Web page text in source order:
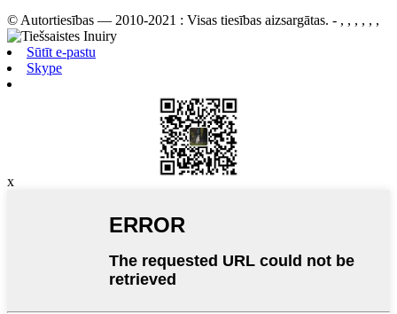
© Autortiesības — 2010-2021 : Visas tiesības aizsargātas. - , , , , , ,
Sūtīt e-pastu
Skype
x